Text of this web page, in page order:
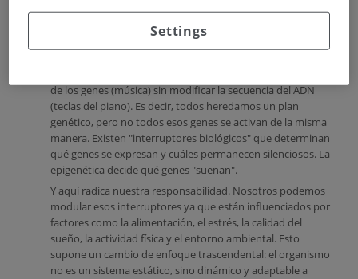
Una vez explicado el ejemplo puede resultar más fácil
de los genes (música) sin modificar la secuencia del ADN
(teclas del piano). Es decir, todos heredamos un plan
genético, pero no todos esos genes se activan de la misma
manera. Existen "interruptores biológicos" que determinan
qué genes se expresan y cuáles permanecen silenciosos. La
epigenética decide qué genes "suenan".
Y aquí radica nuestra responsabilidad. Nosotros podemos
modular esos interruptores ya que están influenciados por
factores como la alimentación, el estrés, la calidad del
sueño, la actividad física y el entorno ambiental. Esto
supone un cambio de enfoque trascendental: el organismo
no es un sistema estático, sino dinámico y adaptable a
Settings